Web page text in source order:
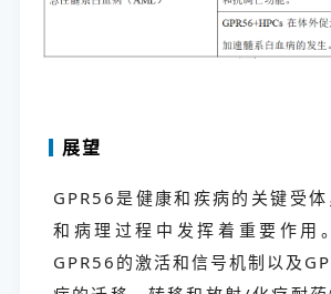
展望
GPR56是健康和疾病的关键受
和病理过程中发挥着重要作用
GPR56的激活和信号机制以及